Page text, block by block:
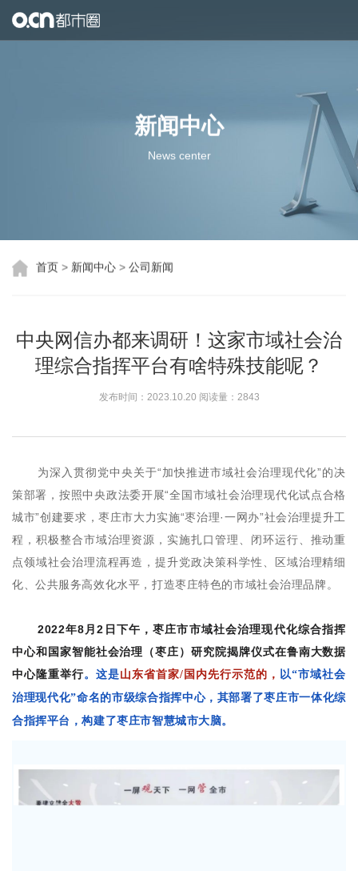
新闻中心
News center
首页 > 新闻中心 > 公司新闻
中央网信办都来调研！这家市域社会治
理综合指挥平台有啥特殊技能呢？
发布时间：2023.10.20 阅读量： 2843
为深入贯彻党中央关于“加快推进市域社会治理现代化”的决
策部署，按照中央政法委开展“全国市域社会治理现代化试点合格
城市”创建要求，枣庄市大力实施“枣治理·一网办”社会治理提升工
程，积极整合市域治理资源，实施扎口管理、闭环运行、推动重
点领域社会治理流程再造，提升党政决策科学性、区域治理精细
化、公共服务高效化水平，打造枣庄特色的市域社会治理品牌。
2022年8月2日下午，枣庄市市域社会治理现代化综合指挥
中心和国家智能社会治理（枣庄）研究院揭牌仪式在鲁南大数据
中心隆重举行。这是山东省首家/国内先行示范的， 以“市域社会
治理现代化”命名的市级综合指挥中心，其部署了枣庄市一体化综
合指挥平台，构建了枣庄市智慧城市大脑。